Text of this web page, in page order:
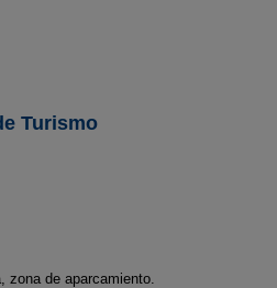
Turismo
zona de aparcamiento.